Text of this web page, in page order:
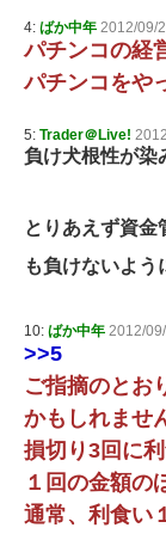
4: ばか中年 2012/09/
パチンコの経
パチンコをや
5: Trader＠Live!
負け犬根性が染
とりあえず資金
も負けないよう
10: ばか中年 2012/
>>5
ご指摘のとお
かもしれませ
損切り3回に
１回の金額の
通常、利食い